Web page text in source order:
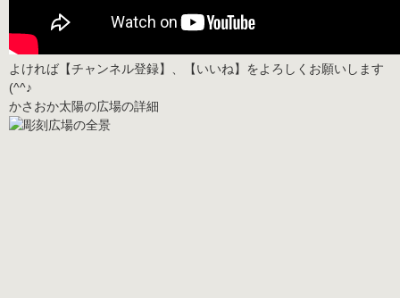
よければ 【チャンネル登録】、【いいね】 をよろしくお願いします
(^^♪
かさおか太陽の広場の詳細